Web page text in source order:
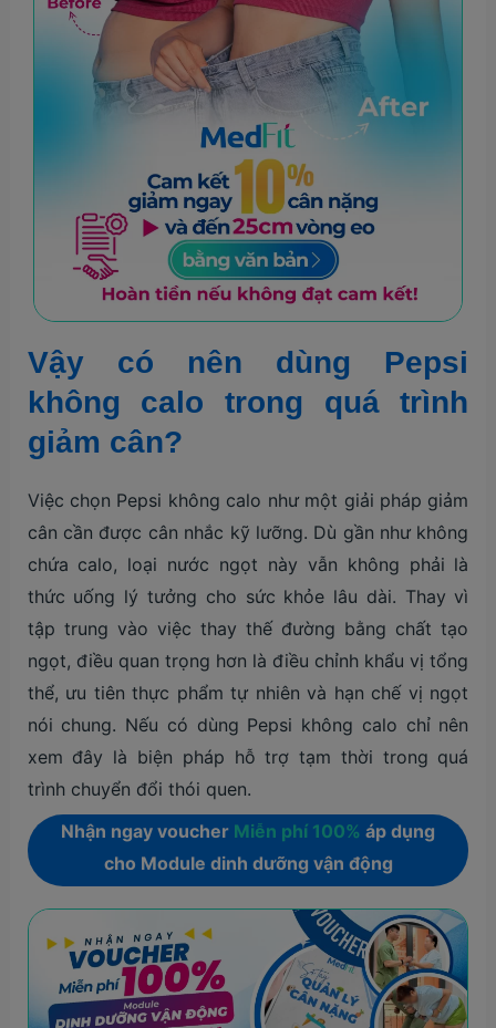
Vậy có nên dùng Pepsi
không calo trong quá trình
giảm cân?
Việc chọn Pepsi không calo như một giải pháp giảm
cân cần được cân nhắc kỹ lưỡng. Dù gần như không
chứa calo, loại nước ngọt này vẫn không phải là
thức uống lý tưởng cho sức khỏe lâu dài. Thay vì
tập trung vào việc thay thế đường bằng chất tạo
ngọt, điều quan trọng hơn là điều chỉnh khẩu vị tổng
thể, ưu tiên thực phẩm tự nhiên và hạn chế vị ngọt
nói chung. Nếu có dùng Pepsi không calo chỉ nên
xem đây là biện pháp hỗ trợ tạm thời trong quá
trình chuyển đổi thói quen.
Nhận ngay voucher Miễn phí 100% áp dụng
cho Module dinh dưỡng vận động